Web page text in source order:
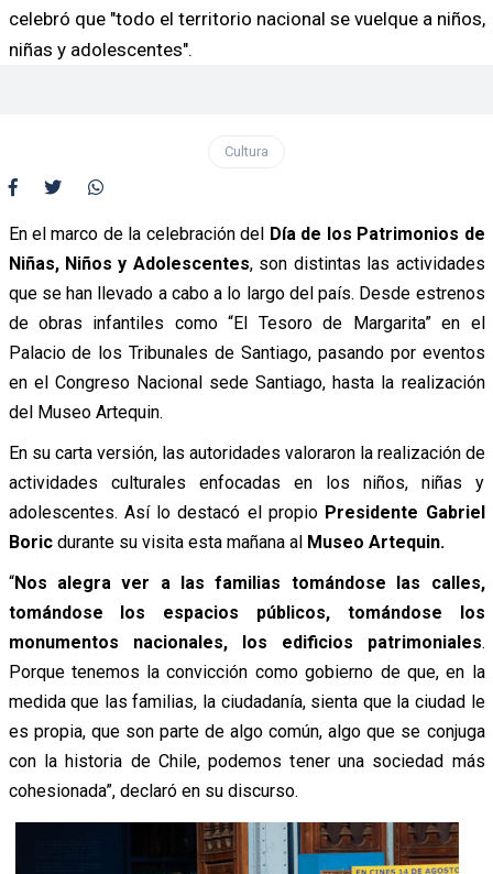
celebró que "todo el territorio nacional se vuelque a niños,
niñas y adolescentes".
Cultura
En el marco de la celebración del Día de los Patrimonios de
Niñas, Niños y Adolescentes, son distintas las actividades
que se han llevado a cabo a lo largo del país. Desde estrenos
de obras infantiles como “El Tesoro de Margarita” en el
Palacio de los Tribunales de Santiago, pasando por eventos
en el Congreso Nacional sede Santiago, hasta la realización
del Museo Artequin.
En su carta versión, las autoridades valoraron la realización de
actividades culturales enfocadas en los niños, niñas y
adolescentes. Así lo destacó el propio Presidente Gabriel
Boricdurante su visita esta mañana al Museo Artequin.
“Nos alegra ver a las familias tomándose las calles,
tomándose los espacios públicos, tomándose los
monumentos nacionales, los edificios patrimoniales.
Porque tenemos la convicción como gobierno de que, en la
medida que las familias, la ciudadanía, sienta que la ciudad le
es propia, que son parte de algo común, algo que se conjuga
con la historia de Chile, podemos tener una sociedad más
cohesionada”, declaró en su discurso.